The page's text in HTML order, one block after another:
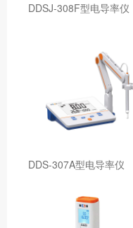
DDSJ-308F型电导率仪
DDS-307A型电导率仪